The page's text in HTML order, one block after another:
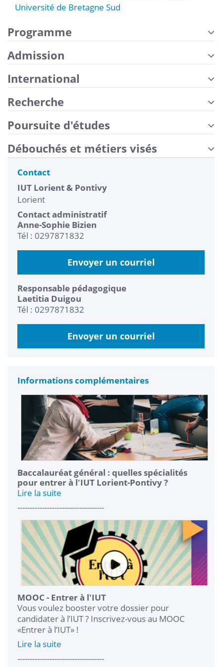
Université de Bretagne Sud
Programme
Admission
International
Recherche
Poursuite d'études
Débouchés et métiers visés
Contact
IUT Lorient & Pontivy
Lorient
Contact administratif
Anne-Sophie Bizien
Tél : 0297871832
Envoyer un courriel
Responsable pédagogique
Laetitia Duigou
Tél : 0297871832
Envoyer un courriel
Informations complémentaires
Baccalauréat général : quelles spécialités
pour entrer à l'IUT Lorient-Pontivy ?
Lire la suite
-----------------------------------
MOOC - Entrer à l'IUT
Vous voulez booster votre dossier pour
candidater à l’IUT ? Inscrivez-vous au MOOC
«Entrer à l’IUT» !
Lire la suite
-----------------------------------